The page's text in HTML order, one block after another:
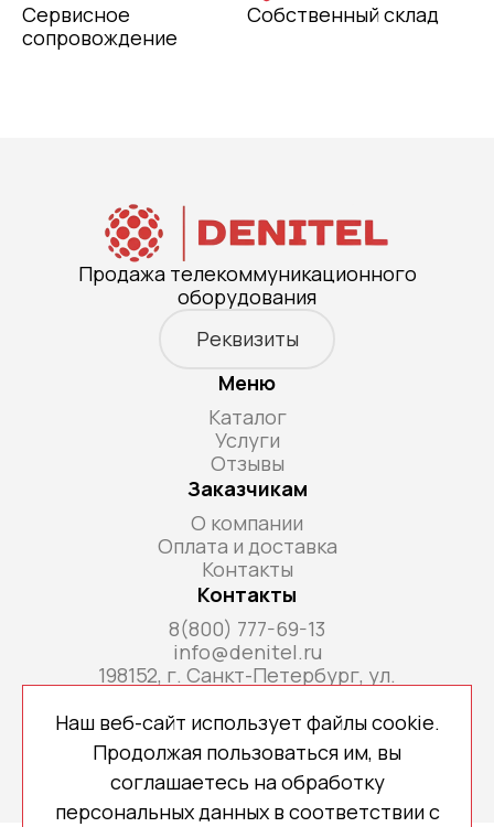
Сервисное
сопровождение
Собственный склад
Продажа телекоммуникационного
оборудования
Реквизиты
Меню
Каталог
Услуги
Отзывы
Заказчикам
О компании
Оплата и доставка
Контакты
Контакты
8(800) 777-69-13
info@denitel.ru
198152, г. Санкт-Петербург, ул.
Н, ком. офис 213А
Наш веб-сайт использует файлы cookie.
Продолжая пользоваться им, вы
соглашаетесь на обработку
персональных данных в соответствии с